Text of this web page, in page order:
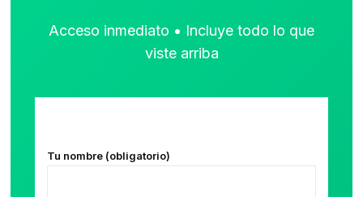
Acceso inmediato • Incluye todo lo que
viste arriba
Tu nombre (obligatorio)